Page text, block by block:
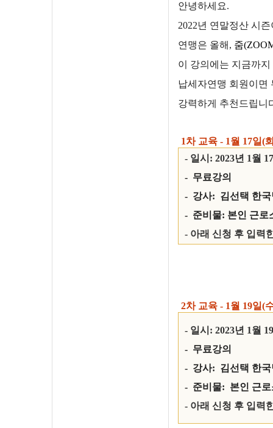
안녕하세요.
2022년 연말정산 시
연맹은 올해, 줌
이 강의에는 지금까
납세자연맹 회원이면
강력하게 추천드립니
1차 교육 - 1월 17일(
- 일시: 2023년 1월 17
- 무료강의
- 강사: 김선택 한국
- 준비물: 본인 근로
- 아래 신청 후 입력
2차 교육 - 1월 19일(
- 일시: 2023년 1월 19
- 무료강의
- 강사: 김선택 한국
- 준비물: 본인 근
- 아래 신청 후 입력